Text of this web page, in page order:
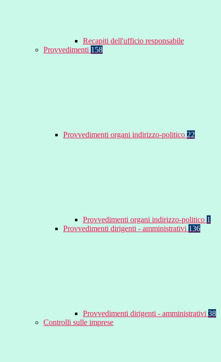
Recapiti dell'ufficio responsabile
Provvedimenti 158
Provvedimenti organi indirizzo-politico 22
Provvedimenti organi indirizzo-politico 1
Provvedimenti dirigenti - amministrativi 136
Provvedimenti dirigenti - amministrativi 38
Controlli sulle imprese